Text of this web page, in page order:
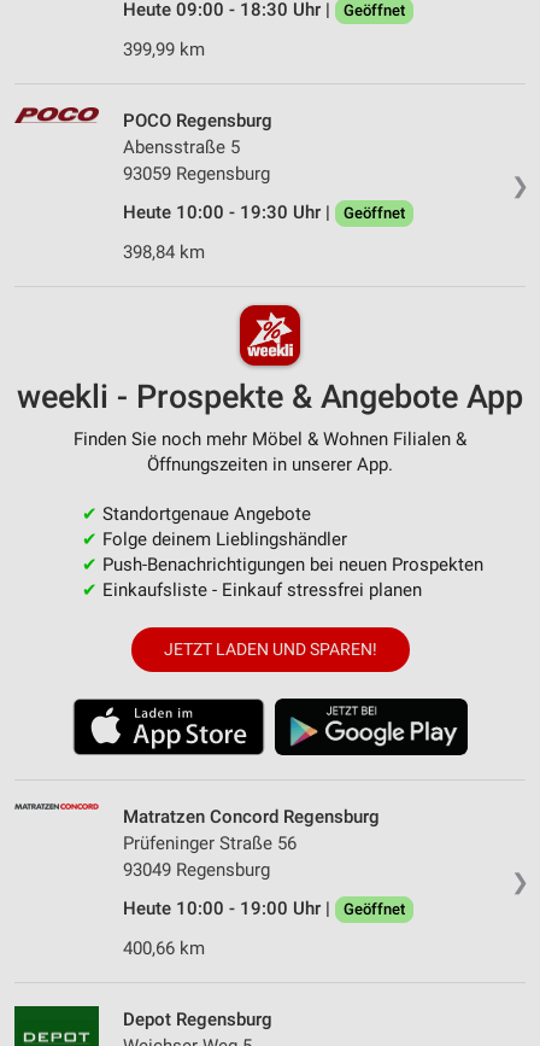
Heute 09:00 - 18:30 Uhr |
Geöffnet
399,99 km
❯
POCO Regensburg
Abensstraße 5
93059 Regensburg
Heute 10:00 - 19:30 Uhr |
Geöffnet
398,84 km
weekli - Prospekte & Angebote App
Finden Sie noch mehr Möbel & Wohnen Filialen &
Öffnungszeiten in unserer App.
✔ Standortgenaue Angebote
✔ Folge deinem Lieblingshändler
✔ Push-Benachrichtigungen bei neuen Prospekten
✔ Einkaufsliste - Einkauf stressfrei planen
JETZT LADEN UND SPAREN!
❯
Matratzen Concord Regensburg
Prüfeninger Straße 56
93049 Regensburg
Heute 10:00 - 19:00 Uhr |
Geöffnet
400,66 km
Depot Regensburg